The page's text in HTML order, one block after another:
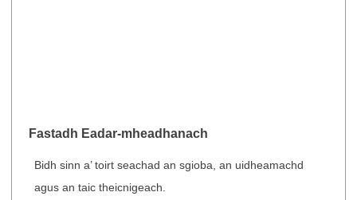
Fastadh Eadar-mheadhanach
Bidh sinn a’ toirt seachad an sgioba, an uidheamachd
agus an taic theicnigeach.